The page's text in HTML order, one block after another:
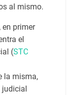
al mismo.
en primer
el
(STC
la misma,